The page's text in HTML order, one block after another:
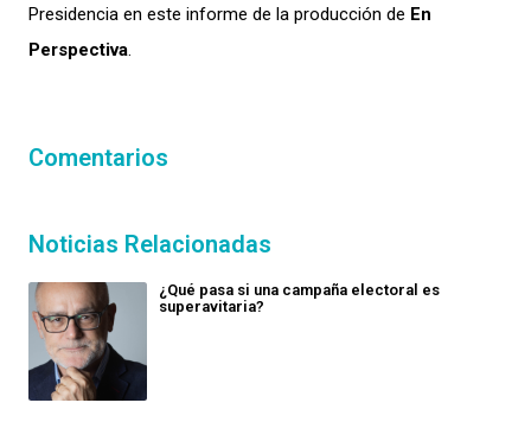
Presidencia en este informe de la producción de En
Perspectiva.
Comentarios
Noticias Relacionadas
¿Qué pasa si una campaña electoral es
superavitaria?